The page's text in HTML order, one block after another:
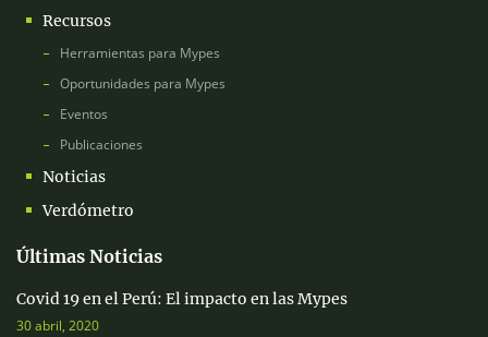
Recursos
Herramientas para Mypes
Oportunidades para Mypes
Eventos
Publicaciones
Noticias
Verdómetro
Últimas Noticias
Covid 19 en el Perú: El impacto en las Mypes
30 abril, 2020